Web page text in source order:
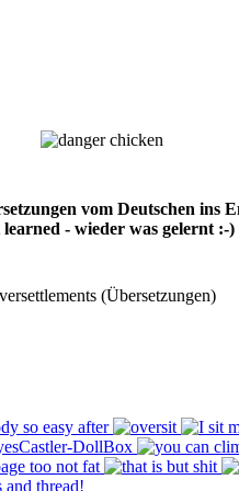
vom Deutschen ins
- wieder was gelernt :-)
(Übersetzungen)